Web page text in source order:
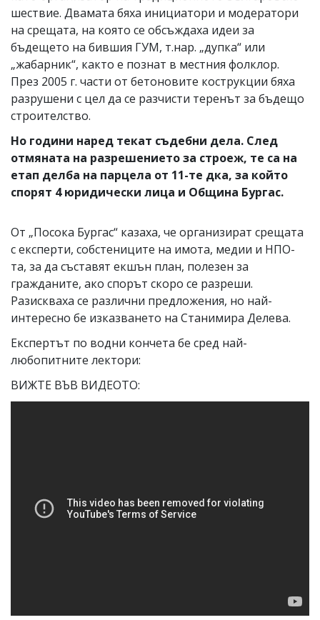
шествие. Двамата бяха инициатори и модератори
на срещата, на която се обсъждаха идеи за
бъдещето на бившия ГУМ, т.нар. „дупка“ или
„жабарник“, както е познат в местния фолклор.
През 2005 г. части от бетоновите кострукции бяха
разрушени с цел да се разчисти теренът за бъдещо
строителство.
Но години наред текат съдебни дела. След
отмяната на разрешението за строеж, те са на
етап делба на парцела от 11-те дка, за който
спорят 4 юридически лица и Община Бургас.
От „Посока Бургас“ казаха, че организират срещата
с експерти, собстениците на имота, медии и НПО-
та, за да съставят екшън план, полезен за
гражданите, ако спорът скоро се разреши.
Разискваха се различни предложения, но най-
интересно бе изказването на Станимира Делева.
Експертът по водни кончета бе сред най-
любопитните лектори:
ВИЖТЕ ВЪВ ВИДЕОТО: